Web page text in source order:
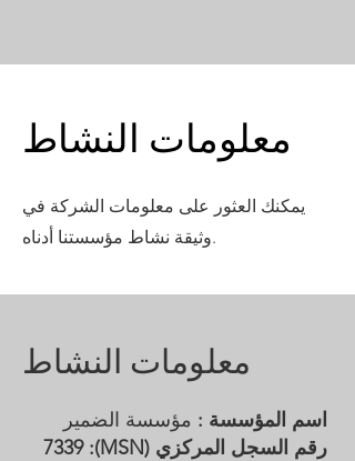
معلومات النشاط
يمكنك العثور على معلومات الشركة في
وثيقة نشاط مؤسستنا أدناه.
معلومات النشاط
اسم المؤسسة : مؤسسة الضمير
رقم السجل المركزي (MSN): 7339